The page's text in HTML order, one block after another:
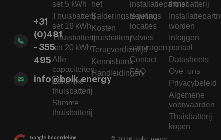
+31
(0)481
- 355
495
info@bolk.energy
set 5 kWh
Thuisbatterij
set 16 kWh
Thuisbatterij
set 20 kWh
Alle
capaciteiten
Zakelijke
thuisbatterij
Slimme
thuisbatterij
het
Salderingsregeling
Kosten
thuisbatterij
Terugverdientijd
Kennisbank
Handleidingen
installatiepartner
Bauhaus
locaties
Advies
aanvragen
Contact
FAQ
thuisbatterij
worden
Inloggen
portaal
Datasheets
Over ons
Privacybeleid
Algemene
voorwaarden
Thuisbatterij
kopen